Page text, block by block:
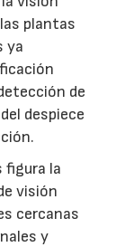
plantas
ya
de
despiece
figura la
visión
cercanas
y